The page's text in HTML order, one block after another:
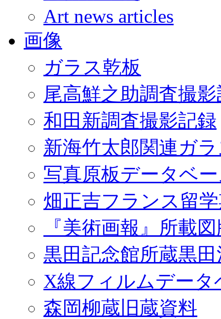
Art news articles
画像
ガラス乾板
尾高鮮之助調査撮
和田新調査撮影記録
新海竹太郎関連ガ
写真原板データベ
畑正吉フランス留
『美術画報』所載
黒田記念館所蔵黒
X線フィルムデータ
森岡柳蔵旧蔵資料